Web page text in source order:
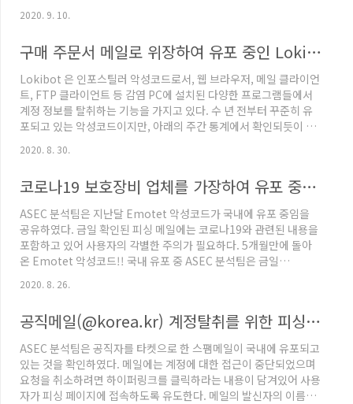
아이콘으로 위장하고 있다. 20200908(경력사항도같이확인부탁드
도같이기재되어있습니다 참고바랍니다 열심히하겠습니다).exe 경
력사항_200828(경력사항도 같이 확인부탁드리겠습니다 열심히하
겠습니다).exe 경력사항_200826(경력사항도 같이 확인부탁드리
겠습니다 열심히하겠습니다).exe 경력사항_..
2020. 9. 10.
구매 주문서 메일로 위장하여 유포 중인 Lokibot 악성코드
Lokibot 은 인포스틸러 악성코드로서, 웹 브라우저, 메일 클라이언
트, FTP 클라이언트 등 감염 PC에 설치된 다양한 프로그램들에서
계정 정보를 탈취하는 기능을 가지고 있다. 수 년 전부터 꾸준히 유
포되고 있는 악성코드이지만, 아래의 주간 통계에서 확인되듯이 최
asec.ahnlab.com/1371 ASEC 주간 악성코드 통계 ( 20200817
RAPIT를 활용하여 알려진 악성코드들에 대한 분류 및 대응을 진행
하고 있다. 여기에서는 2020년 8월 17일 월요일부터 2020년 8월
23일 일요일까지 수집된 한 주 asec.ahnlab.com Lokibot은 최
근 A..
2020. 8. 30.
코로나19 보호장비 업체를 가장하여 유포 중인 Emotet 악성코드
ASEC 분석팀은 지난달 Emotet 악성코드가 국내에 유포 중임을
공유하였다. 금일 확인된 피싱 메일에는 코로나19와 관련된 내용을
포함하고 있어 사용자의 각별한 주의가 필요하다. 5개월만에 돌아
온 Emotet 악성코드!! 국내 유포 중 ASEC 분석팀은 금일
드인 Emotet 은 지난 2월을 마지막으로 유포를 중단하였으나, 5개
asec.ahnlab.com 피싱 메일의 내용을 보면 코로나19 관련한 체
온계, 마스크 등 보호장비를 취급하는 업체로 소개하고 있으며, 이러
한 보호장비에 대한 관심이 있을 경우 첨부한 문서를 열람하도록 유
도한다. 공격자는 최근 국내 코로나19 확진자 증가로 보호장..
2020. 8. 26.
공직메일(@korea.kr) 계정탈취를 위한 피싱메일 유포 중
ASEC 분석팀은 공직자를 타켓으로 한 스팸메일이 국내에 유포되고
있는 것을 확인하였다. 메일에는 계정에 대한 접근이 중단되었으며
요청을 취소하려면 하이퍼링크를 클릭하라는 내용이 담겨있어 사용
자가 피싱 페이지에 접속하도록 유도한다. 메일의 발신자의 이름과